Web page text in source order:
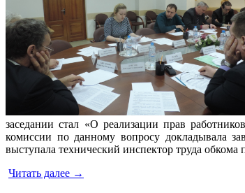
заседании стал «О реализации прав
комиссии по данному вопросу докладывала
выступала технический инспектор труда
Читать далее →